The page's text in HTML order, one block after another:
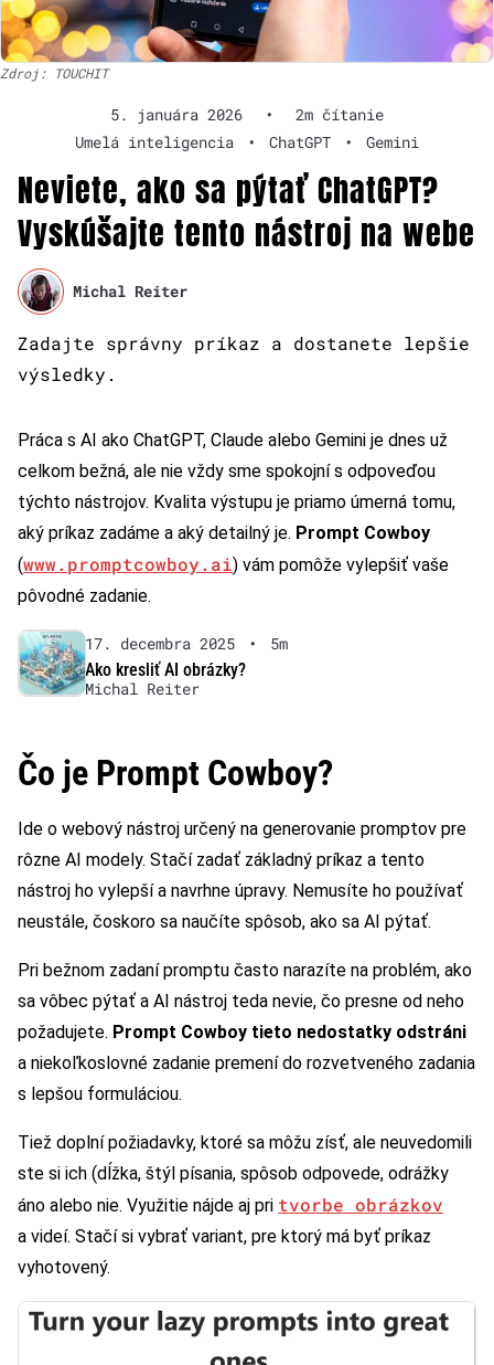
Zdroj: TOUCHIT
5. januára 2026 •
2m čítanie
Umelá inteligencia
• ChatGPT • Gemini
Neviete, ako sa pýtať ChatGPT?
Vyskúšajte tento nástroj na webe
Michal Reiter
Zadajte správny príkaz a dostanete lepšie
výsledky.
Práca s AI ako ChatGPT, Claude alebo Gemini je dnes už
celkom bežná, ale nie vždy sme spokojní s odpoveďou
týchto nástrojov. Kvalita výstupu je priamo úmerná tomu,
aký príkaz zadáme a aký detailný je. Prompt Cowboy
(www.promptcowboy.ai) vám pomôže vylepšiť vaše
pôvodné zadanie.
17. decembra 2025 •
5m
Ako kresliť AI obrázky?
Michal Reiter
Čo je Prompt Cowboy?
Ide o webový nástroj určený na generovanie promptov pre
rôzne AI modely. Stačí zadať základný príkaz a tento
nástroj ho vylepší a navrhne úpravy. Nemusíte ho používať
neustále, čoskoro sa naučíte spôsob, ako sa AI pýtať.
Pri bežnom zadaní promptu často narazíte na problém, ako
sa vôbec pýtať a AI nástroj teda nevie, čo presne od neho
požadujete. Prompt Cowboy tieto nedostatky odstráni
a niekoľkoslovné zadanie premení do rozvetveného zadania
s lepšou formuláciou.
Tiež doplní požiadavky, ktoré sa môžu zísť, ale neuvedomili
ste si ich (dĺžka, štýl písania, spôsob odpovede, odrážky
áno alebo nie. Využitie nájde aj pri tvorbe obrázkov
a videí. Stačí si vybrať variant, pre ktorý má byť príkaz
vyhotovený.